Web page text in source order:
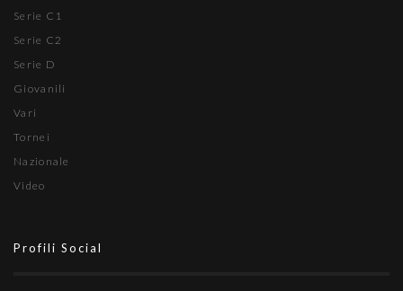
Serie C1
Serie C2
Serie D
Giovanili
Vari
Tornei
Nazionale
Video
Profili Social